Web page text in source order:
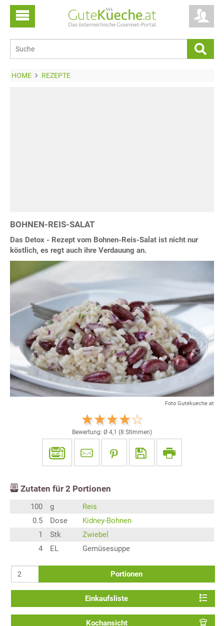
HOME REZEPTE
BOHNEN-REIS-SALAT
Das Detox - Rezept vom Bohnen-Reis-Salat ist nicht nur
köstlich, es regt auch ihre Verdauung an.
Foto Gutekueche.at
Bewertung: Ø 4,1 (8 Stimmen)
Zutaten für 2 Portionen
100 g
Reis
0.5
Dose
Kidney-Bohnen
1
Stk
Zwiebel
4
EL Gemüsesuppe
Portionen
Einkaufsliste
Kochansicht